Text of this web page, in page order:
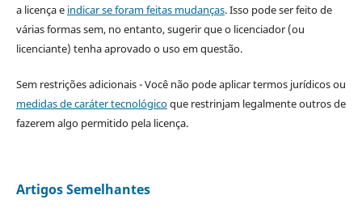
a licença e indicar se foram feitas mudanças. Isso pode ser feito de
várias formas sem, no entanto, sugerir que o licenciador (ou
licenciante) tenha aprovado o uso em questão.
Sem restrições adicionais - Você não pode aplicar termos jurídicos ou
medidas de caráter tecnológicoque restrinjam legalmente outros de
fazerem algo permitido pela licença.
Artigos Semelhantes